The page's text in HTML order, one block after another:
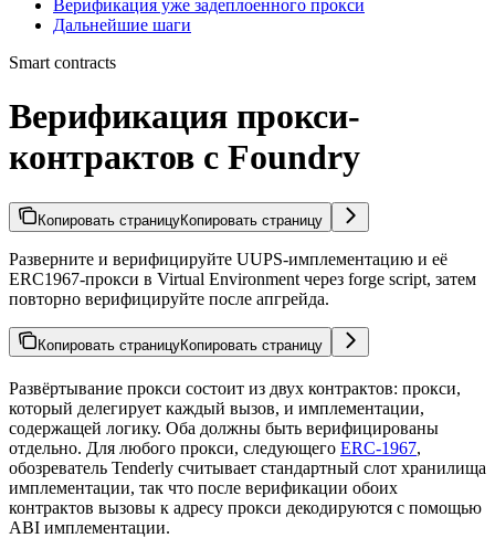
Верификация уже задеплоенного прокси
Дальнейшие шаги
Smart contracts
Верификация прокси-
контрактов с Foundry
Копировать страницуКопировать страницу
Разверните и верифицируйте UUPS-имплементацию и её
ERC1967-прокси в Virtual Environment через forge script, затем
повторно верифицируйте после апгрейда.
Копировать страницуКопировать страницу
Развёртывание прокси состоит из двух контрактов: прокси,
который делегирует каждый вызов, и имплементации,
содержащей логику. Оба должны быть верифицированы
отдельно. Для любого прокси, следующего ERC-1967,
обозреватель Tenderly считывает стандартный слот хранилища
имплементации, так что после верификации обоих
контрактов вызовы к адресу прокси декодируются с помощью
ABI имплементации.